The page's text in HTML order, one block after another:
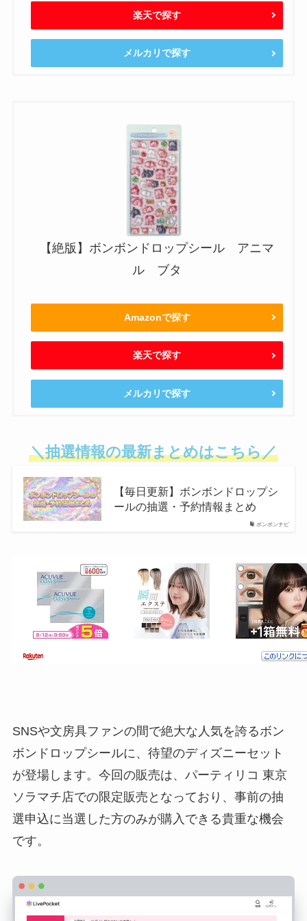
楽天で探す
メルカリで探す
【絶版】ボンボンドロップシール アニマ
ル ブタ
Amazonで探す
楽天で探す
メルカリで探す
＼抽選情報の最新まとめはこちら／
ボンボンナビ
【毎日更新】ボンボンドロップシ
ールの抽選・予約情報まとめ
SNSや文房具ファンの間で絶大な人気を誇るボン
ボンドロップシールに、待望のディズニーセット
が登場します。今回の販売は、パーティリコ 東京
ソラマチ店での限定販売となっており、事前の抽
選申込に当選した方のみが購入できる貴重な機会
です。